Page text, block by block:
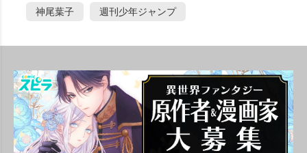
神尾葉子 週刊少年ジャンプ